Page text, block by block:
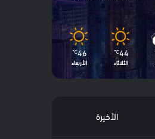
44
℃
الثلاثاء
46
℃
الأربعاء
الأخيرة